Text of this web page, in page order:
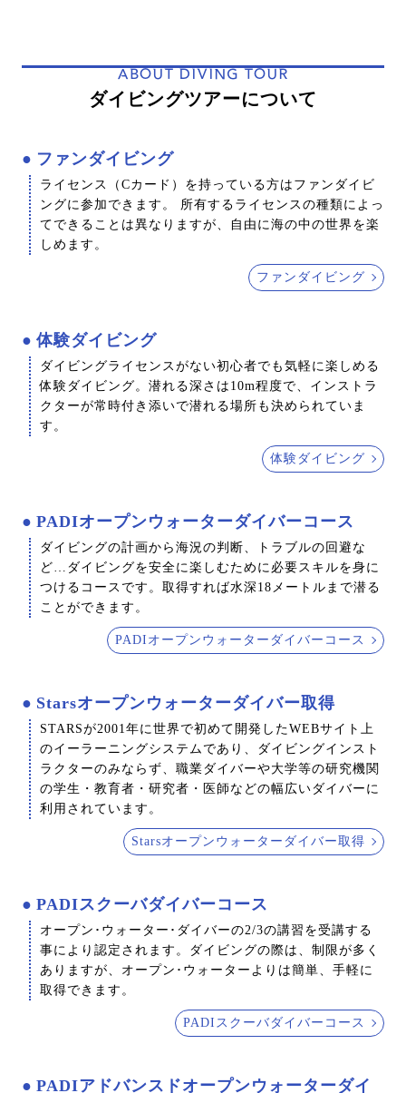
ABOUT DIVING TOUR
ダイビングツアーについて
ファンダイビング
ライセンス（Cカード）を持っている方はファンダイビ
ングに参加できます。 所有するライセンスの種類によっ
てできることは異なりますが、自由に海の中の世界を楽
しめます。
ファンダイビング
体験ダイビング
ダイビングライセンスがない初心者でも気軽に楽しめる
体験ダイビング。潜れる深さは10m程度で、インストラ
クターが常時付き添いで潜れる場所も決められていま
す。
体験ダイビング
PADIオープンウォーターダイバーコース
ダイビングの計画から海況の判断、トラブルの回避な
ど…ダイビングを安全に楽しむために必要スキルを身に
つけるコースです。取得すれば水深18メートルまで潜る
ことができます。
PADIオープンウォーターダイバーコース
Starsオープンウォーターダイバー取得
STARSが2001年に世界で初めて開発したWEBサイト上
のイーラーニングシステムであり、ダイビングインスト
ラクターのみならず、職業ダイバーや大学等の研究機関
の学生・教育者・研究者・医師などの幅広いダイバーに
利用されています。
Starsオープンウォーターダイバー取得
PADIスクーバダイバーコース
オープン･ウォーター･ダイバーの2/3の講習を受講する
事により認定されます。ダイビングの際は、制限が多く
ありますが、オープン･ウォーターよりは簡単、手軽に
取得できます。
PADIスクーバダイバーコース
PADIアドバンスドオープンウォーターダイ